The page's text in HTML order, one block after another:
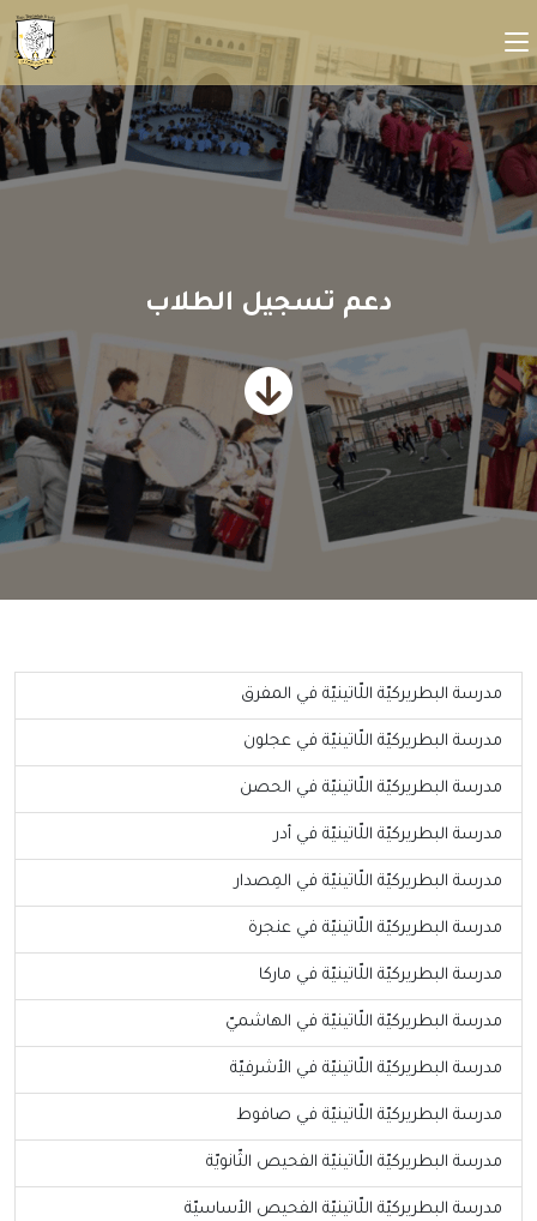
دعم تسجيل الطلاب
مدرسة البطريركيّة اللّاتينيّة في المفرق
مدرسة البطريركيّة اللّاتينيّة في عجلون
مدرسة البطريركيّة اللّاتينيّة في الحصن
مدرسة البطريركيّة اللّاتينيّة في أدر
مدرسة البطريركيّة اللّاتينيّة في المِصدار
مدرسة البطريركيّة اللّاتينيّة في عنجرة
مدرسة البطريركيّة اللّاتينيّة في ماركا
مدرسة البطريركيّة اللّاتينيّة في الهاشميّ
مدرسة البطريركيّة اللّاتينيّة في الأشرفيّة
مدرسة البطريركيّة اللّاتينيّة في صافوط
مدرسة البطريركيّة اللّاتينيّة الفحيص الثّانويّة
مدرسة البطريركيّة اللّاتينيّة الفحيص الأساسيّة